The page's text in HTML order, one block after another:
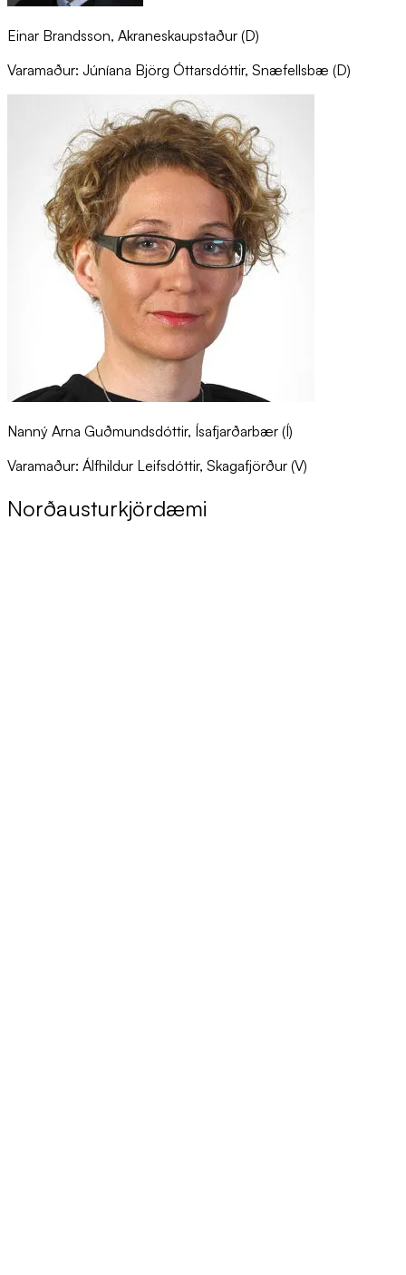
Einar Brandsson, Akraneskaupstaður (D)
Varamaður: Júníana Björg Óttarsdóttir, Snæfellsbæ (D)
Nanný Arna Guðmundsdóttir, Ísafjarðarbær (Í)
Varamaður: Álfhildur Leifsdóttir, Skagafjörður (V)
Norð­aust­ur­kjör­dæmi